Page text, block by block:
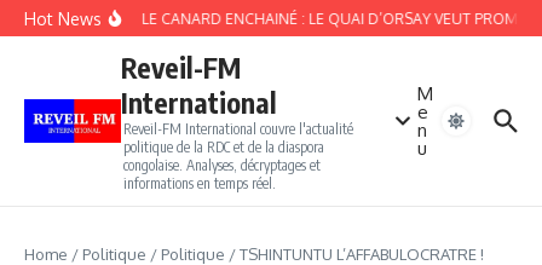
Aller au contenu
Hot News LE CANARD ENCHAINÉ : LE QUAI D’ORSAY VEUT
Reveil-FM
International
Reveil-FM International couvre l'actualité
politique de la RDC et de la diaspora
congolaise. Analyses, décryptages et
informations en temps réel.
M
e
n
u
Home / Politique / Politique /TSHINTUNTU L’AFFABULOCRATRE !